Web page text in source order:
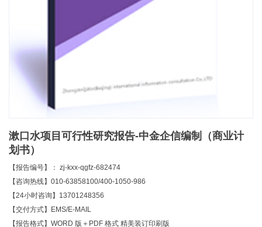
漱口水项目可行性研究报告-中金企信编制（商业计
划书）
【报告编号】： zj-kxx-qgfz-682474
【咨询热线】010-63858100/400-1050-986
【24小时咨询】13701248356
【交付方式】EMS/E-MAIL
【报告格式】WORD 版＋PDF 格式 精美装订印刷版